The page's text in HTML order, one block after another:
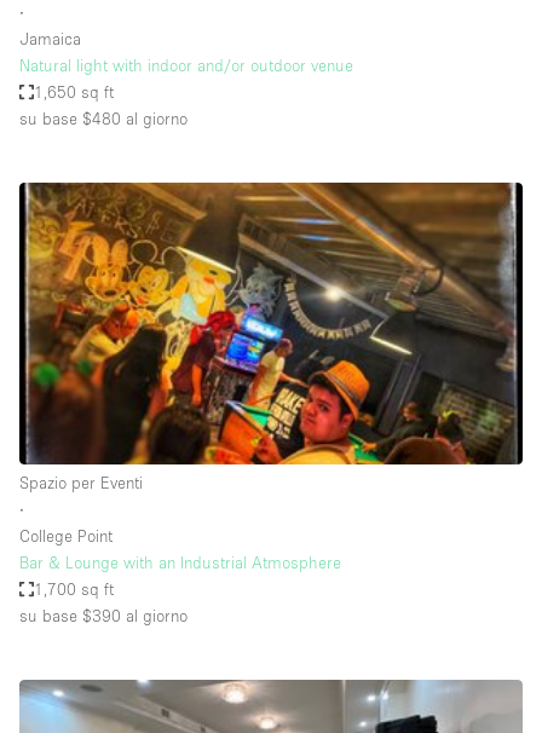
Atelier / Laboratorio
Camion
Container
Fiera/festival
Galleria d'arte
Hall
Imbarcazione
Magazzino
Negozio in centro commerciale
Sala conferenze
Sala riunioni
Spazio creativo
Spazio hall
∙
Jamaica
Natural light with indoor and/or outdoor venue
1,650 sq ft
su base $480 al giorno
Spazio per Eventi
∙
College Point
Bar & Lounge with an Industrial Atmosphere
1,700 sq ft
su base $390 al giorno